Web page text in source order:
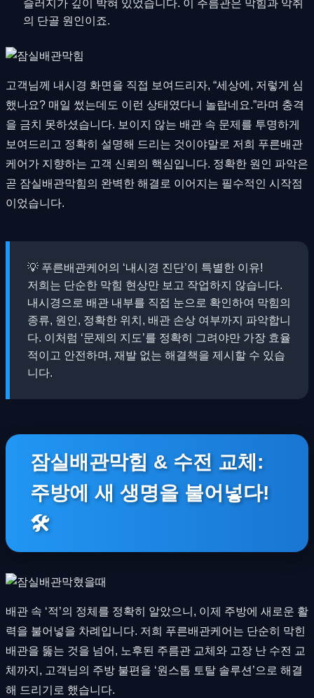
슬러지가 깊이 박혀 있었습니다. 이 주름관은 막힘과 악취
의 단골 원인이죠.
고객님께 내시경 화면을 직접 보여드리자, “세상에, 저렇게 심
했나요? 매일 썼는데도 이런 상태였다니 놀랍네요.”라며 충격
을 금치 못하셨습니다. 보이지 않는 배관 속 문제를 투명하게
보여드리고 정확히 설명해 드리는 것이야말로 저희 푸른배관
케어가 지향하는 고객 신뢰의 핵심입니다. 정확한 원인 파악은
곧 잠실배관막힘의 완벽한 해결로 이어지는 필수적인 시작점
이었습니다.
💡 푸른배관케어의 ‘내시경 진단’이 특별한 이유!
저희는 단순한 막힘 현상만 보고 작업하지 않습니다.
내시경으로 배관 내부를 직접 눈으로 확인하여 막힘의
종류, 원인, 정확한 위치, 배관 손상 여부까지 파악합니
다. 이처럼 ‘문제의 지도’를 정확히 그려야만 가장 효율
적이고 안전하며, 재발 없는 해결책을 제시할 수 있습
니다.
잠실배관막힘 & 수전 교체:
주방에 새 생명을 불어넣다!
🛠
배관 속 ‘적’의 정체를 정확히 알았으니, 이제 주방에 새로운 활
력을 불어넣을 차례입니다. 저희 푸른배관케어는 단순히 막힌
배관을 뚫는 것을 넘어, 노후된 주름관 교체와 고장 난 수전 교
체까지, 고객님의 주방 불편을 ‘원스톱 토탈 솔루션’으로 해결
해 드리기로 했습니다.